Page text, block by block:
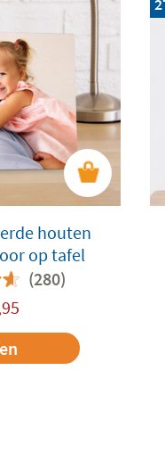
houten
op tafel
(280)